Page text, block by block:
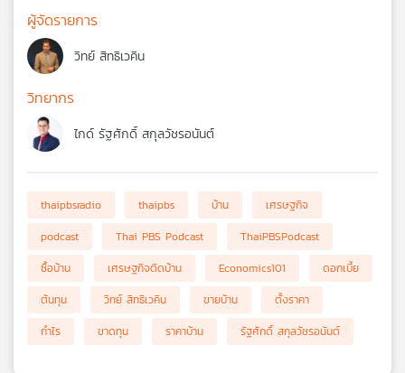
ผู้จัดรายการ
วิทย์ สิทธิเวคิน
วิทยากร
ไกด์ รัฐศักดิ์ สกุลวัชรอนันต์
thaipbsradio thaipbs บ้าน
เศรษฐกิจ
podcast
Thai PBS Podcast
ThaiPBSPodcast
ซื้อบ้าน
เศรษฐกิจติดบ้าน Economics101
ดอกเบี้ย
ต้นทุน
วิทย์ สิทธิเวคิน ขายบ้าน
ตั้งราคา
กำไร
ขาดทุน ราคาบ้าน รัฐศักดิ์ สกุลวัชรอนันต์